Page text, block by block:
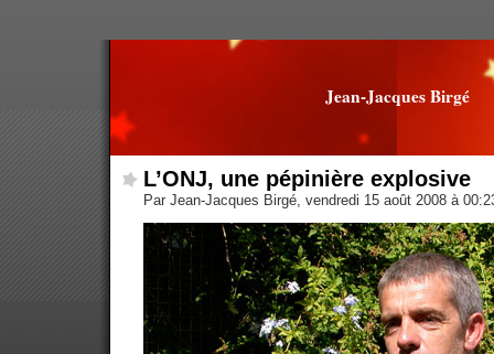
Jean-Jacques Birgé
L’ONJ, une pépinière explosive
Par Jean-Jacques Birgé, vendredi 15 août 2008 à